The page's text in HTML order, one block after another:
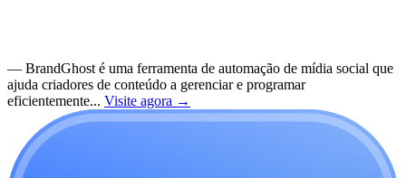
— BrandGhost é uma ferramenta de automação de mídia social que
ajuda criadores de conteúdo a gerenciar e programar
eficientemente... Visite agora →